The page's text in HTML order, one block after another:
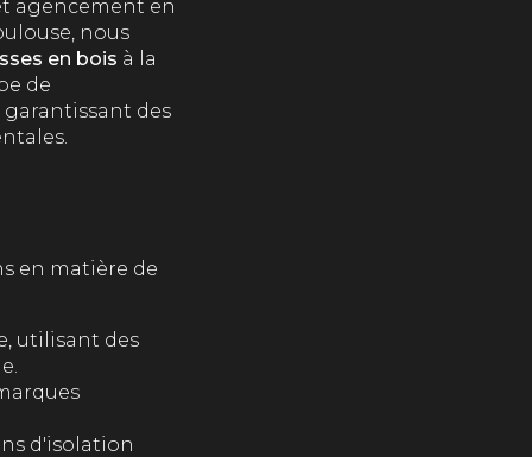
agencement en
nous
en bois à la
de
garantissant des
en matière de
utilisant des
d'isolation